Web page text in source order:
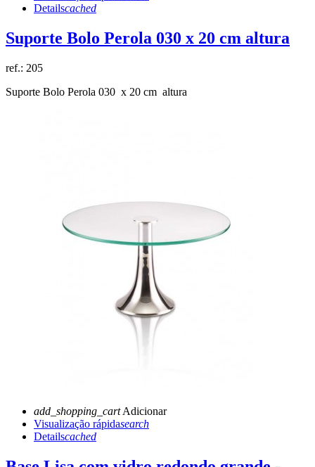
Detailscached
Suporte Bolo Perola 030 x 20 cm altura
ref.: 205
Suporte Bolo Perola 030 x 20 cm altura
add_shopping_cartAdicionar
Visualização rápidasearch
Detailscached